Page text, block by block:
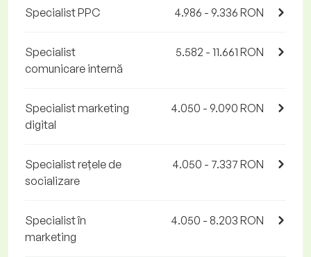
Specialist PPC 4.986 - 9.336 RON
Specialist
comunicare internă
5.582 - 11.661 RON
Specialist marketing
digital
4.050 - 9.090 RON
Specialist rețele de
socializare
4.050 - 7.337 RON
Specialist în
marketing
4.050 - 8.203 RON